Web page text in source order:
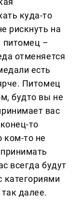
куда-то
рискнуть на
питомец –
отменяется
есть
Питомец
будто вы не
вас
то
ком-то не
всегда будут
категориями
далее.